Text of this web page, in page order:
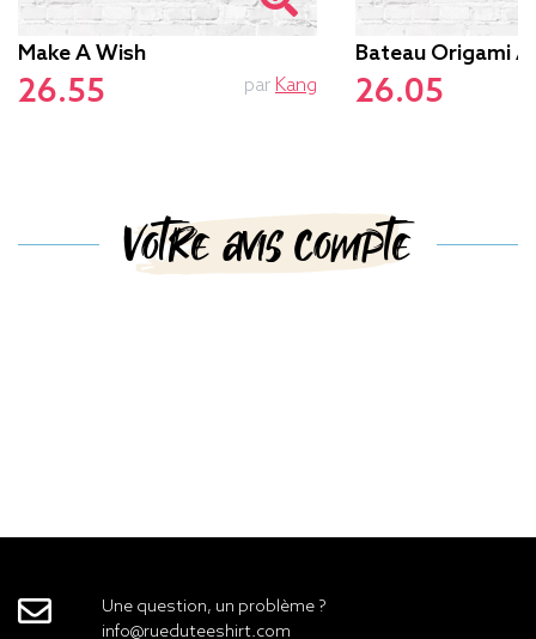
Make A Wish
26.55 par Kang
Bateau Origami
26.05
Votre avis compte
Une question, un problème ?
info@rueduteeshirt.com